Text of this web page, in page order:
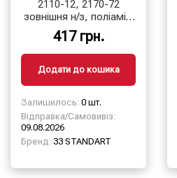
2110-12, 2170-72
зовнішня н/з, поліамід
(к-т 4 шт.) 33
STANDART
417 грн.
Додати до кошика
Залишилось: 0 шт.
Відправка/Самовивіз:
09.08.2026
Бренд: 33 STANDART